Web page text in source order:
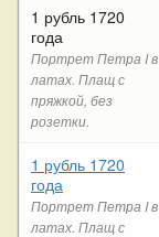
1 рубль 1720
года
Портрет Петра I в
латах. Плащ с
пряжкой, без
розетки.
1 рубль 1720
года
Портрет Петра I в
латах. Плащ с